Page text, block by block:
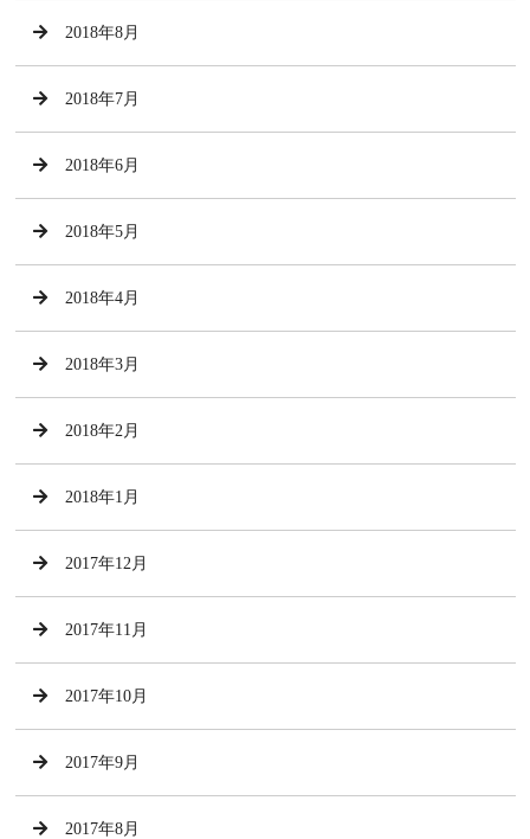
2018年8月
2018年7月
2018年6月
2018年5月
2018年4月
2018年3月
2018年2月
2018年1月
2017年12月
2017年11月
2017年10月
2017年9月
2017年8月